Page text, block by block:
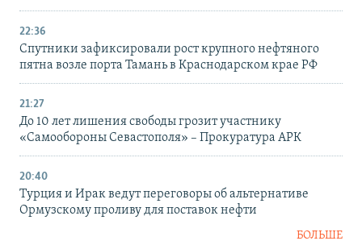
22:36
Спутники зафиксировали рост крупного нефтяного
пятна возле порта Тамань в Краснодарском крае РФ
21:27
До 10 лет лишения свободы грозит участнику
«Самообороны Севастополя» – Прокуратура АРК
20:40
Турция и Ирак ведут переговоры об альтернативе
Ормузскому проливу для поставок нефти
БОЛЬШЕ